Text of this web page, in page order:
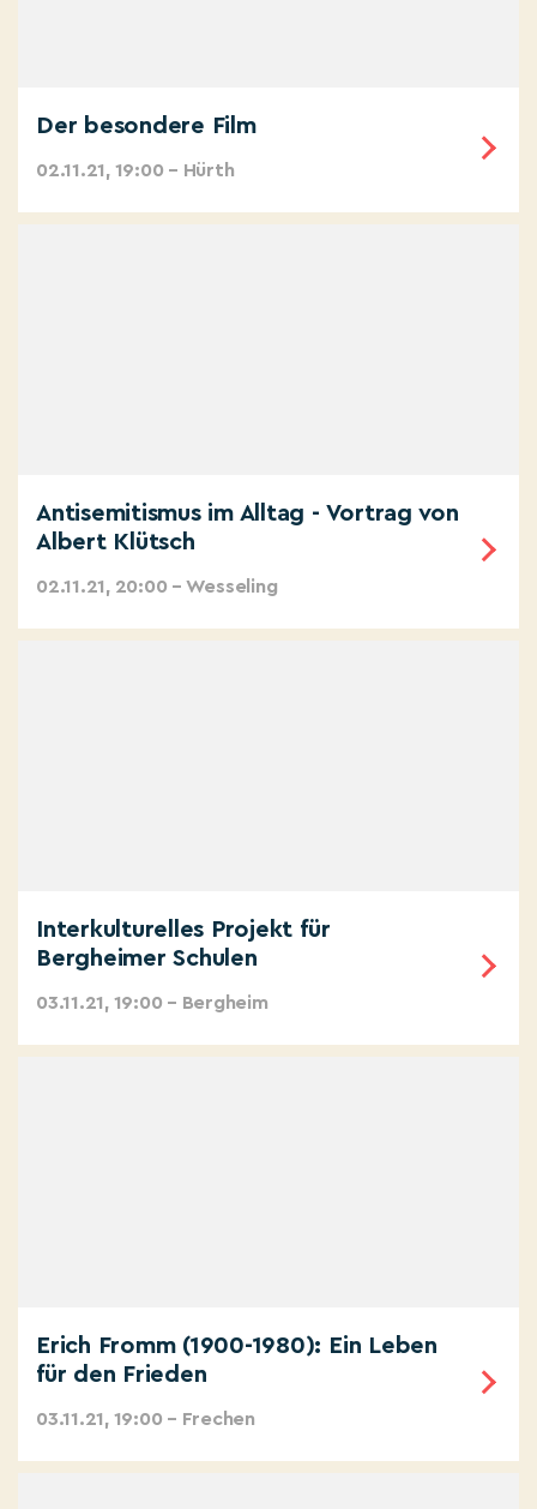
Der besondere Film
02.11.21, 19:00 – Hürth
Antisemitismus im Alltag - Vortrag von
Albert Klütsch
02.11.21, 20:00 – Wesseling
Interkulturelles Projekt für
Bergheimer Schulen
03.11.21, 19:00 – Bergheim
Erich Fromm (1900-1980): Ein Leben
für den Frieden
03.11.21, 19:00 – Frechen